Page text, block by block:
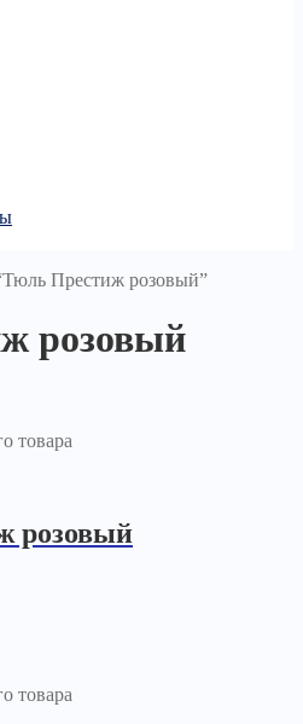
Престиж розовый”
розовый
товара
розовый
товара